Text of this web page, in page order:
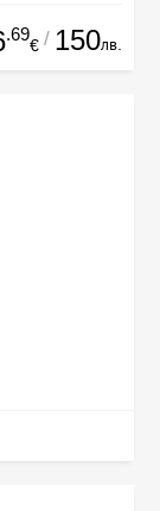
.69
€ / 150лв.